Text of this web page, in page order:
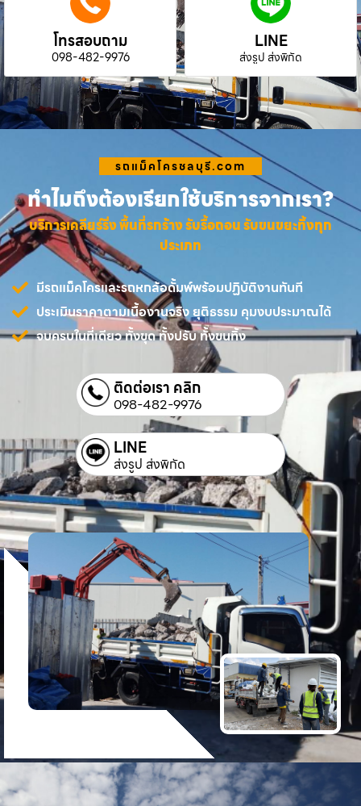
โทรสอบถาม
098-482-9976
LINE
ส่งรูป ส่งพิกัด
รถแม็คโครชลบุรี.com
ทำไมถึงต้องเรียกใช้บริการจากเรา?
บริการเคลียร์ริ่ง พื้นที่รกร้าง รับรื้อถอน รับขนขยะทิ้งทุก
ประเภท
มีรถแม็คโครและรถหกล้อดั้มพ์พร้อมปฏิบัติงานทันที
ประเมินราคาตามเนื้องานจริง ยุติธรรม คุมงบประมาณได้
จบครบในที่เดียว ทั้งขุด ทั้งปรับ ทั้งขนทิ้ง
ติดต่อเรา คลิก
098-482-9976
LINE
ส่งรูป ส่งพิกัด